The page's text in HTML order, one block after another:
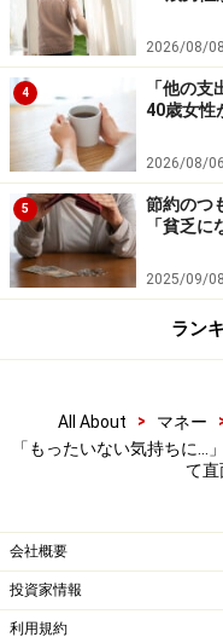
の公式情報をご確認くだ
【編集部からのお知ら
・「家計」について、
中です！
※抽選で20名にAmazon
※謝礼付きの限定アンケ
なります
2026/08/08
4
「他の
40歳女性
2026/08/06
5
節約のつ
「貧乏
2025/09/08
ラン
All About > マネー
「もったいない気持ちに…
て直
会社概要
投資家情報
利用規約